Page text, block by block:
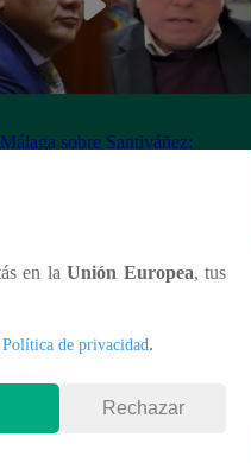
sobre Santiváñez:
en laUnión Europea, tus
Política de privacidad.
Rechazar